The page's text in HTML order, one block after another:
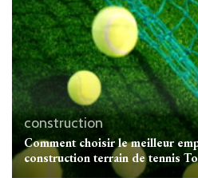
construction
Comment choisir le meilleur
construction terrain de tennis